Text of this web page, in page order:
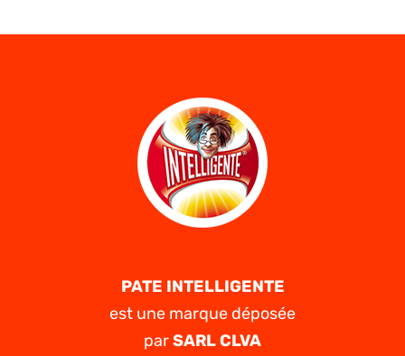
PATE INTELLIGENTE
est une marque déposée
parSARL CLVA